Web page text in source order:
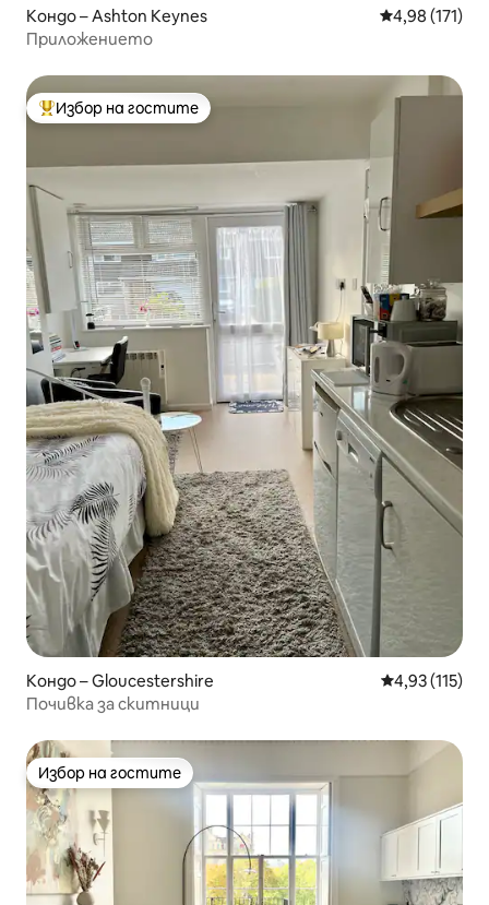
Кондо – Ashton Keynes Средна
4,98 (171)
Приложението
Най-популярен избор на гостите
Избор на гостите
Кондо – Gloucestershire Средна
4,93 (115)
Почивка за скитници
Избор на гостите
Избор на гостите